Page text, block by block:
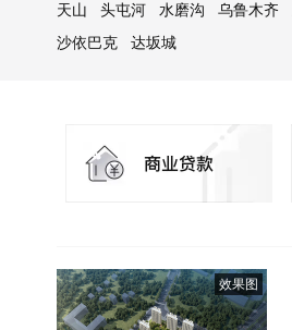
天山 头屯河 水磨沟 乌鲁木齐
沙依巴克
达坂城
效果图